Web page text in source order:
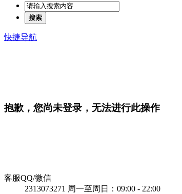
搜索
快捷导航
抱歉，您尚未登录，无法进行此操作
客服QQ/微信
2313073271 周一至周日：09:00 - 22:00